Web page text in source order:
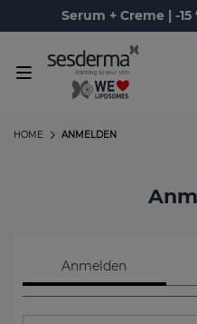
Serum + Creme | -
ANMELDEN
HOME
Anmelden